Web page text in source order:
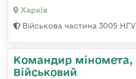
Харків
Військова частина 3005 НГУ
Командир міномета,
Військовий